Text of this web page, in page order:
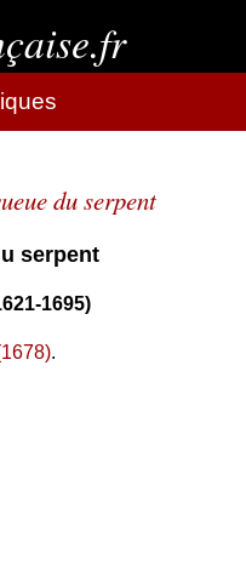
du serpent
serpent
1695)
.